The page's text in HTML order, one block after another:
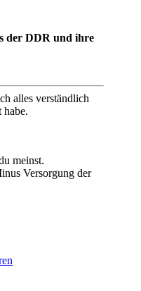
der DDR und ihre
alles verständlich
habe.
meinst.
Versorgung der